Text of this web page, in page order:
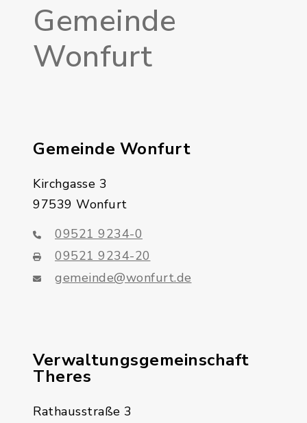
Gemeinde
Wonfurt
Gemeinde Wonfurt
Kirchgasse 3
97539 Wonfurt
09521 9234-0
09521 9234-20
gemeinde@wonfurt.de
Verwaltungsgemeinschaft
Theres
Rathausstraße 3